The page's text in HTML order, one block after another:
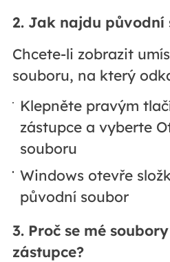
2. Jak najdu původní
Chcete-li zobrazit
souboru, na který
Klepněte pravým
zástupce a vyberte
souboru
Windows otevře
původní soubor
3. Proč se mé
zástupce?